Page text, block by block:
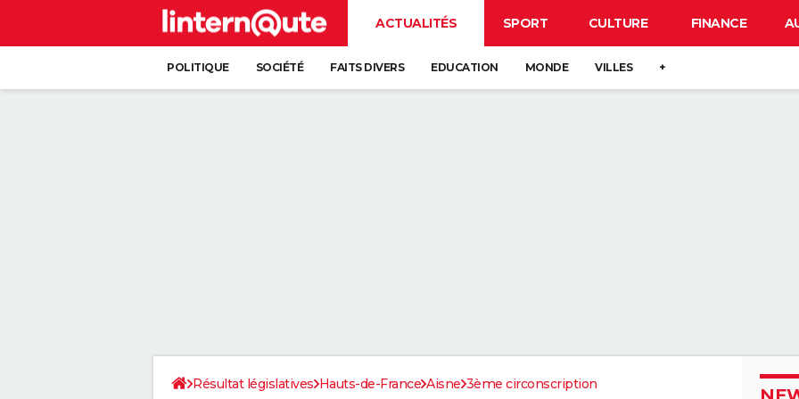
ACTUALITÉS SPORT CULTURE FINANCE
POLITIQUE SOCIÉTÉ FAITS DIVERS EDUCATION MONDE VILLES +
Résultat législatives Hauts-de-France Aisne 3ème circonscription